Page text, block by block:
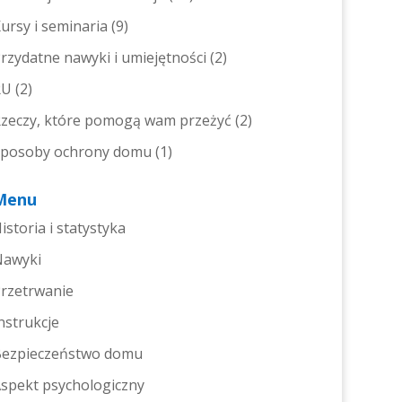
i seminaria (9)
nawyki i umiejętności (2)
(2)
które pomogą wam przeżyć (2)
ochrony domu (1)
i statystyka
domu
psychologiczny